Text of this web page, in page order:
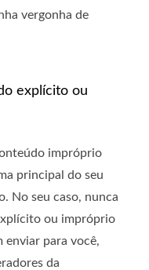
vergonha de
explícito ou
impróprio
principal do seu
No seu caso, nunca
ou impróprio
enviar para você,
da